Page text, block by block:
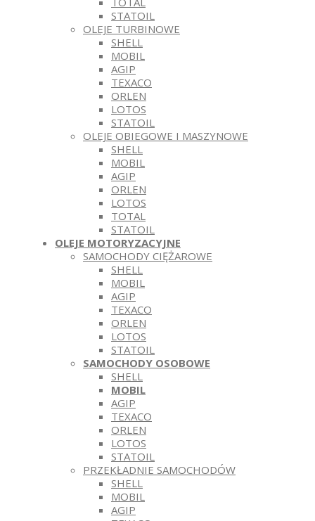
STATOIL
OLEJE TURBINOWE
SHELL
MOBIL
AGIP
TEXACO
ORLEN
LOTOS
STATOIL
OLEJE OBIEGOWE I MASZYNOWE
SHELL
MOBIL
AGIP
ORLEN
LOTOS
TOTAL
STATOIL
OLEJE MOTORYZACYJNE
SAMOCHODY CIĘŻAROWE
SHELL
MOBIL
AGIP
TEXACO
ORLEN
LOTOS
STATOIL
SAMOCHODY OSOBOWE
SHELL
MOBIL
AGIP
TEXACO
ORLEN
LOTOS
STATOIL
PRZEKŁADNIE SAMOCHODÓW
SHELL
MOBIL
AGIP